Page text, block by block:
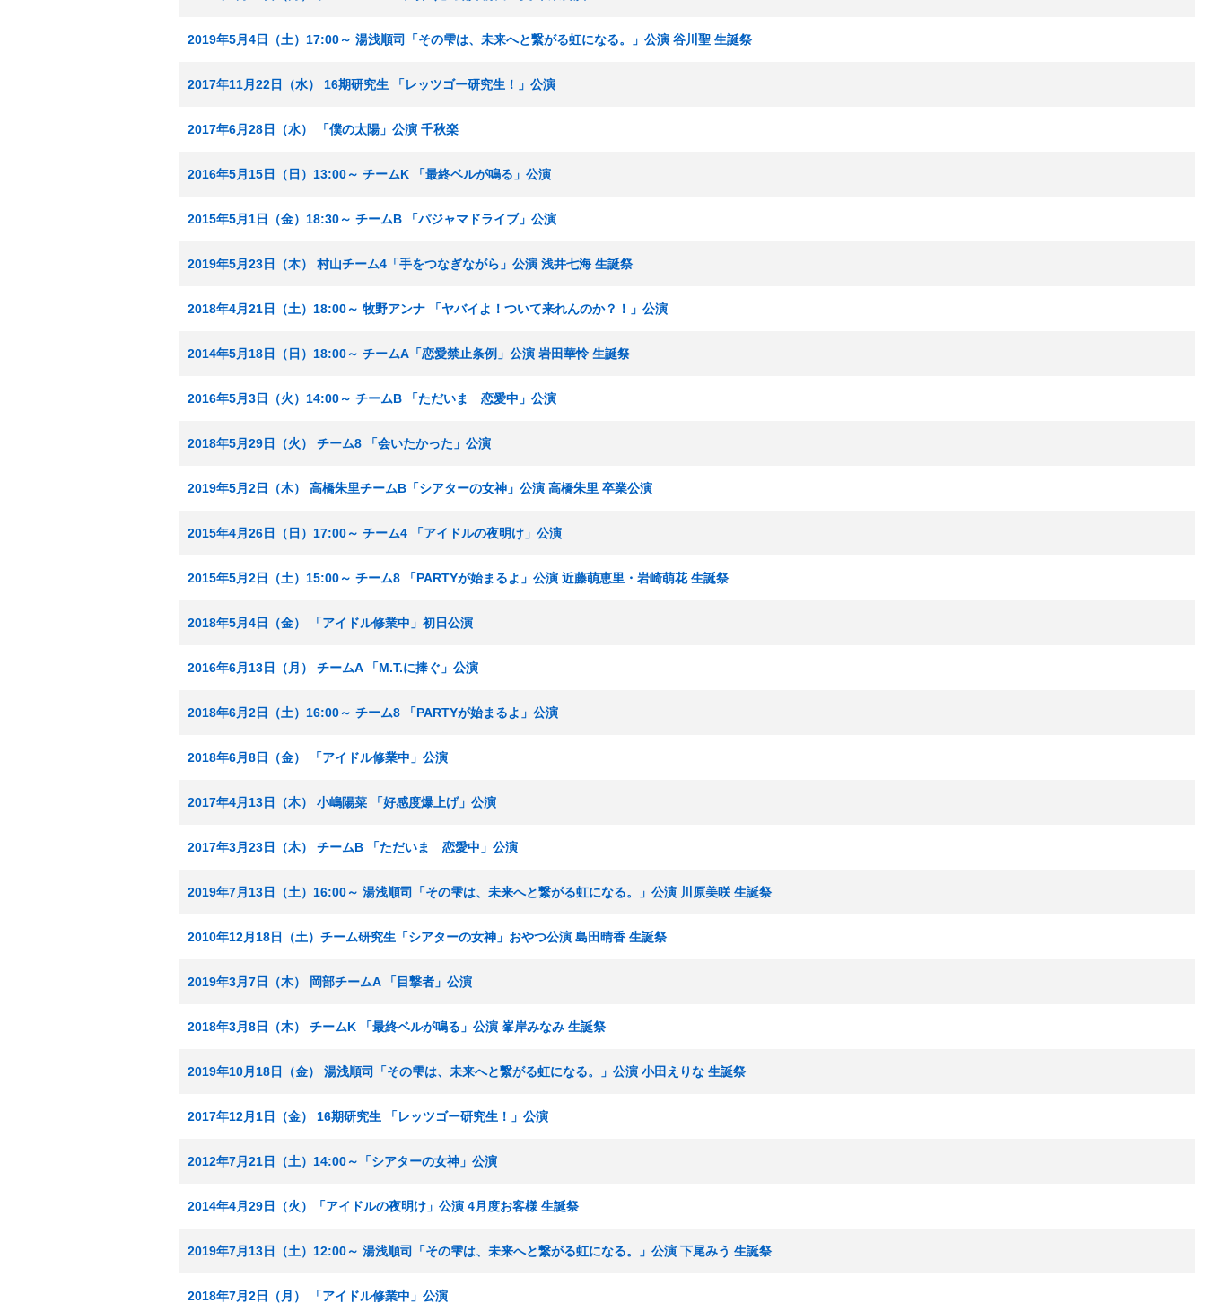
2019年5月4日（土）17:00～ 湯浅順司「その雫は、未来へと繋がる虹になる。」公演 谷川聖 生誕祭
2017年11月22日（水） 16期研究生 「レッツゴー研究生！」公演
2017年6月28日（水） 「僕の太陽」公演 千秋楽
2016年5月15日（日）13:00～ チームK 「最終ベルが鳴る」公演
2015年5月1日（金）18:30～ チームB 「パジャマドライブ」公演
2019年5月23日（木） 村山チーム4「手をつなぎながら」公演 浅井七海 生誕祭
2018年4月21日（土）18:00～ 牧野アンナ 「ヤバイよ！ついて来れんのか？！」公演
2014年5月18日（日）18:00～ チームA「恋愛禁止条例」公演 岩田華怜 生誕祭
2016年5月3日（火）14:00～ チームB 「ただいま 恋愛中」公演
2018年5月29日（火） チーム8 「会いたかった」公演
2019年5月2日（木） 高橋朱里チームB「シアターの女神」公演 高橋朱里 卒業公演
2015年4月26日（日）17:00～ チーム4 「アイドルの夜明け」公演
2015年5月2日（土）15:00～ チーム8 「PARTYが始まるよ」公演 近藤萌恵里・岩崎萌花 生誕祭
2018年5月4日（金） 「アイドル修業中」初日公演
2016年6月13日（月） チームA 「M.T.に捧ぐ」公演
2018年6月2日（土）16:00～ チーム8 「PARTYが始まるよ」公演
2018年6月8日（金） 「アイドル修業中」公演
2017年4月13日（木） 小嶋陽菜 「好感度爆上げ」公演
2017年3月23日（木） チームB 「ただいま 恋愛中」公演
2019年7月13日（土）16:00～ 湯浅順司「その雫は、未来へと繋がる虹になる。」公演 川原美咲 生誕祭
2010年12月18日（土）チーム研究生「シアターの女神」おやつ公演 島田晴香 生誕祭
2019年3月7日（木） 岡部チームA 「目撃者」公演
2018年3月8日（木） チームK 「最終ベルが鳴る」公演 峯岸みなみ 生誕祭
2019年10月18日（金） 湯浅順司「その雫は、未来へと繋がる虹になる。」公演 小田えりな 生誕祭
2017年12月1日（金） 16期研究生 「レッツゴー研究生！」公演
2012年7月21日（土）14:00～「シアターの女神」公演
2014年4月29日（火）「アイドルの夜明け」公演 4月度お客様 生誕祭
2019年7月13日（土）12:00～ 湯浅順司「その雫は、未来へと繋がる虹になる。」公演 下尾みう 生誕祭
2018年7月2日（月） 「アイドル修業中」公演